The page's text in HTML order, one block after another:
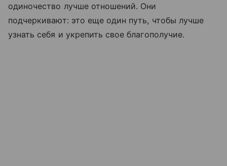
одиночество лучше отношений. Они
подчеркивают: это еще один путь, чтобы лучше
узнать себя и укрепить свое благополучие.